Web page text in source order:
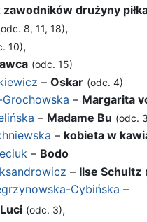
zawodników drużyny
8, 11, 18),
10),
(odc. 15)
– Oskar (odc. 4)
Grochowska – Margarita
– Madame Bu (odc.
– kobieta w
– Bodo
– Ilse Schultz
Cybińska –
(odc. 3),